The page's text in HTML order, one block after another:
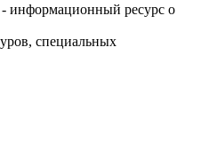
информационный ресурс о
специальных